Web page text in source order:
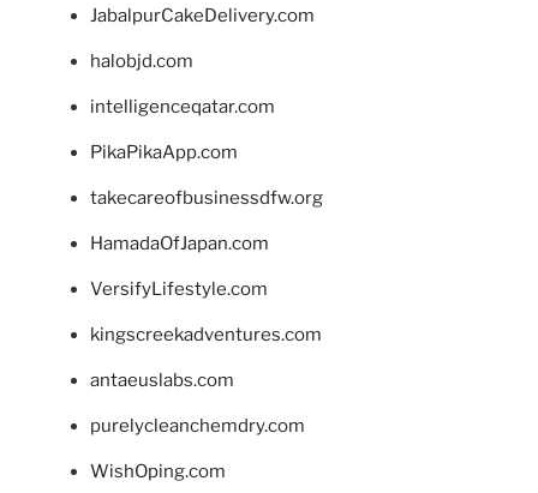
JabalpurCakeDelivery.com
halobjd.com
intelligenceqatar.com
PikaPikaApp.com
takecareofbusinessdfw.org
HamadaOfJapan.com
VersifyLifestyle.com
kingscreekadventures.com
antaeuslabs.com
purelycleanchemdry.com
WishOping.com